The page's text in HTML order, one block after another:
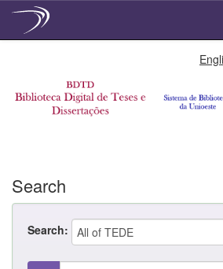
Search
Search: